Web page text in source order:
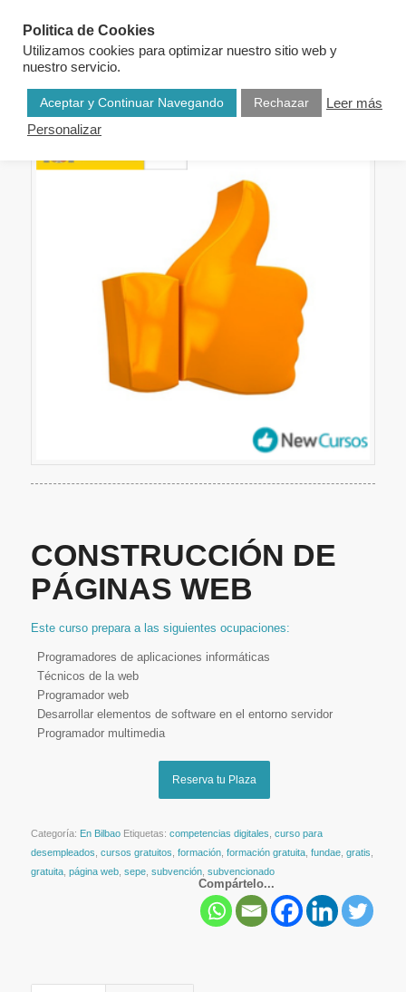
CONSTRUCCIÓN DE
PÁGINAS WEB
Este curso prepara a las siguientes ocupaciones:
Programadores de aplicaciones informáticas
Técnicos de la web
Programador web
Desarrollar elementos de software en el entorno servidor
Programador multimedia
Reserva tu Plaza
Categoría: En Bilbao Etiquetas: competencias digitales curso para
desempleados cursos gratuitos formación, formación gratuita, fundae, gratis
gratuita, página web, sepe, subvención, subvencionado
Compártelo...
Politica de Cookies
Utilizamos cookies para optimizar nuestro sitio web y
nuestro servicio.
Aceptar y Continuar Navegando Rechazar
Leer más
Personalizar